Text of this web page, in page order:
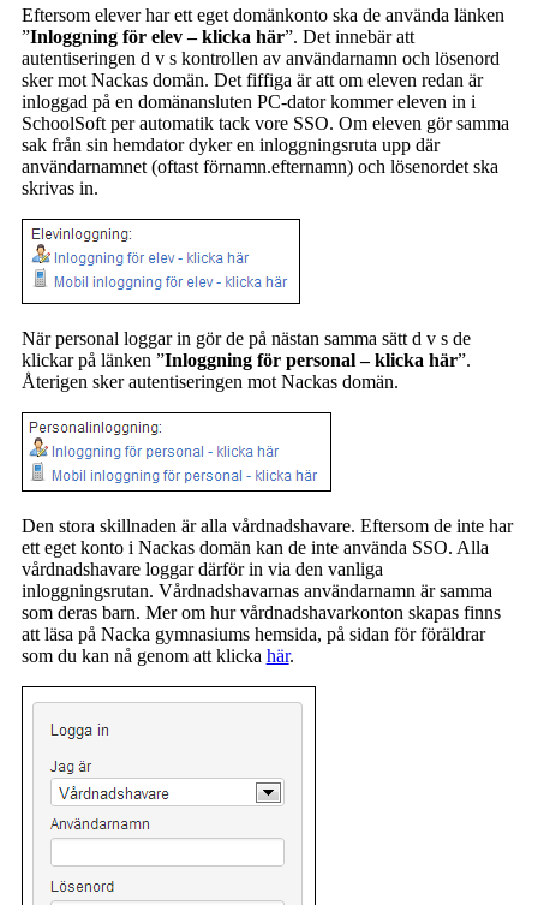
Eftersom elever har ett eget domänkonto ska de använda länken
”Inloggning för elev – klicka här”. Det innebär att
autentiseringen d v s kontrollen av användarnamn och lösenord
sker mot Nackas domän. Det fiffiga är att om eleven redan är
inloggad på en domänansluten PC-dator kommer eleven in i
SchoolSoft per automatik tack vore SSO. Om eleven gör samma
sak från sin hemdator dyker en inloggningsruta upp där
användarnamnet (oftast förnamn.efternamn) och lösenordet ska
skrivas in.
När personal loggar in gör de på nästan samma sätt d v s de
klickar på länken ”Inloggning för personal – klicka här”.
Återigen sker autentiseringen mot Nackas domän.
Den stora skillnaden är alla vårdnadshavare. Eftersom de inte har
ett eget konto i Nackas domän kan de inte använda SSO. Alla
vårdnadshavare loggar därför in via den vanliga
inloggningsrutan. Vårdnadshavarnas användarnamn är samma
som deras barn. Mer om hur vårdnadshavarkonton skapas finns
att läsa på Nacka gymnasiums hemsida, på sidan för föräldrar
som du kan nå genom att klicka här.